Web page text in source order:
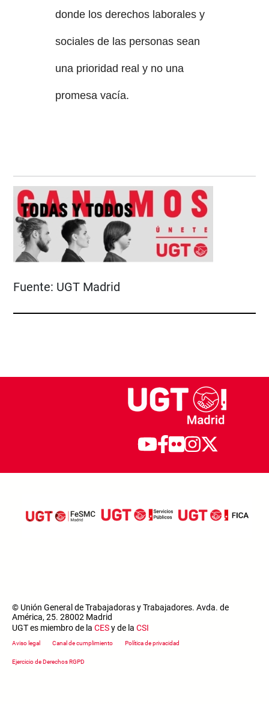
donde los derechos laborales y
sociales de las personas sean
una prioridad real y no una
promesa vacía.
Fuente: UGT Madrid
© Unión General de Trabajadoras y Trabajadores. Avda. de
América, 25. 28002 Madrid
UGT es miembro de la CESy de la CSI
Footer menu
Aviso legal Canal de cumplimiento Política de privacidad
Ejercicio de Derechos RGPD